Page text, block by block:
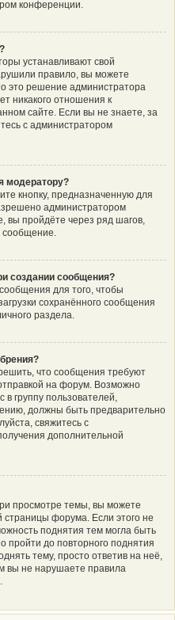
конференции.
устанавливают свой
правило, вы можете
это решение администратора
никакого отношения к
сайте. Если вы не знаете, за
с администратором
модератору?
кнопку, предназначенную для
администратором
вы пройдёте через ряд шагов,
сообщение.
создании сообщения?
для того, чтобы
сохранённого сообщения
раздела.
что сообщения требуют
на форум. Возможно
в группу пользователей,
должны быть предварительно
свяжитесь с
дополнительной
просмотре темы, вы можете
страницы форума. Если этого не
поднятия тем могла быть
пройти до повторного поднятия
тему, просто ответив на неё,
вы не нарушаете правила